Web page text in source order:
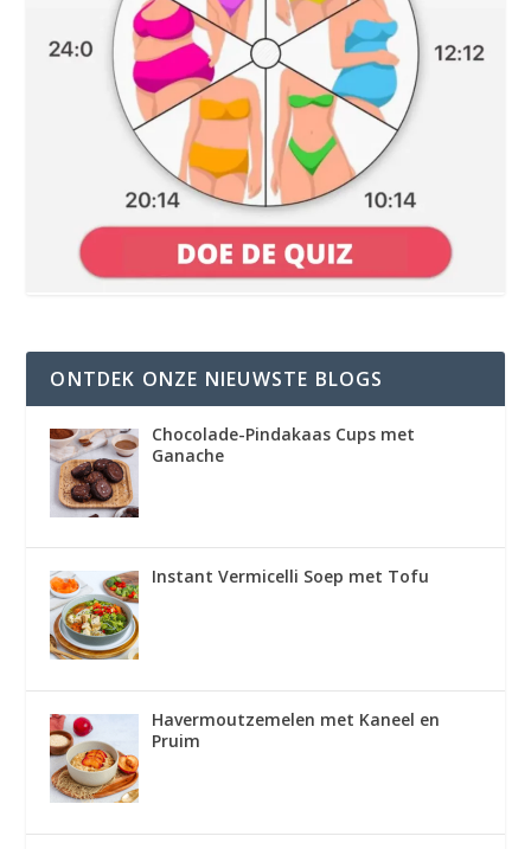
ONTDEK ONZE NIEUWSTE BLOGS
Chocolade-Pindakaas Cups met
Ganache
Instant Vermicelli Soep met Tofu
Havermoutzemelen met Kaneel en
Pruim